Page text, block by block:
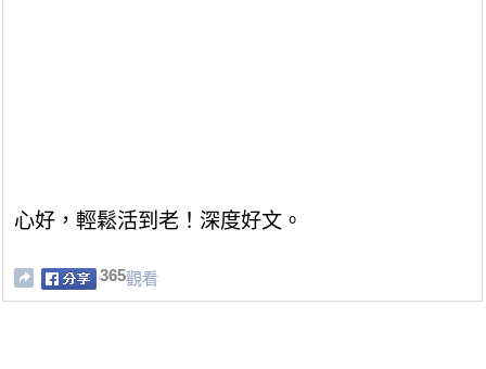
心好，輕鬆活到老！深度好文。
365觀看